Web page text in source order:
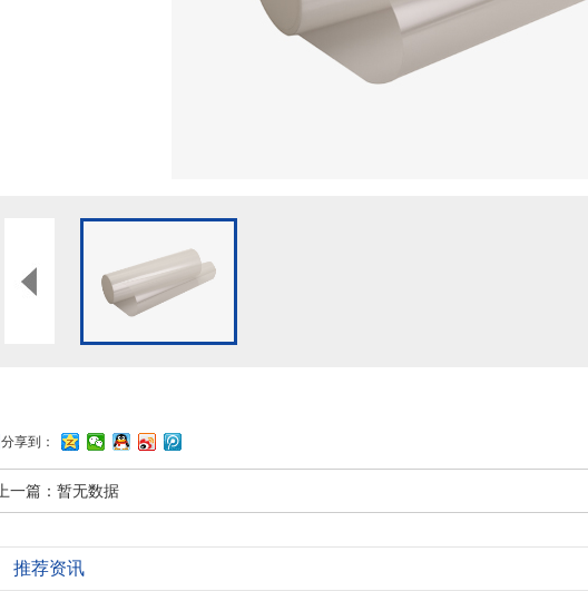
分享到：
上一篇： 暂无数据
推荐资讯